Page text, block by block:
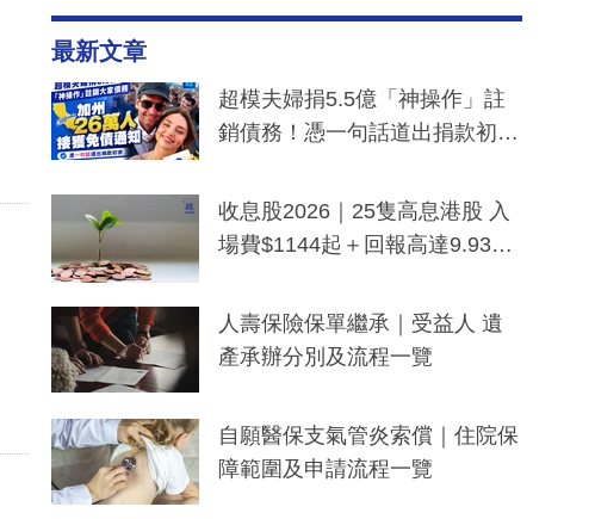
最新文章
超模夫婦捐5.5億「神操作」註
銷債務！憑一句話道出捐款初
一度被誤當詐騙手段
收息股2026｜25隻高息港股 入
場費$1144起＋回報高達9.93
人壽保險保單繼承｜受益人 遺
產承辦分別及流程一覽
自願醫保支氣管炎索償｜住院保
障範圍及申請流程一覽